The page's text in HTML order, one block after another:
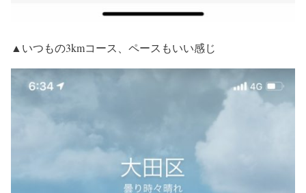
▲いつもの3kmコース、ペースもいい感じ